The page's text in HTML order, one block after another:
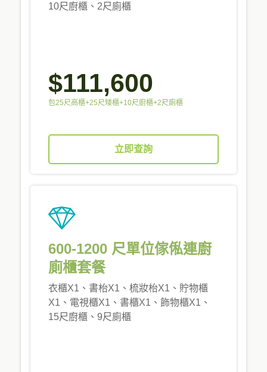
10尺廚櫃、2尺廁櫃
$111,600
包25尺高櫃+25尺矮櫃+10尺廚櫃+2尺廁櫃
立即查詢
600-1200 尺單位傢俬連廚
廁櫃套餐
衣櫃X1、書枱X1、梳妝枱X1、貯物櫃
X1、電視櫃X1、書櫃X1、飾物櫃X1、
15尺廚櫃、9尺廁櫃